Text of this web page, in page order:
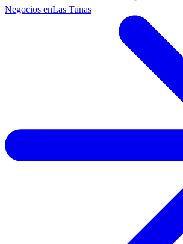
Negocios enLas Tunas